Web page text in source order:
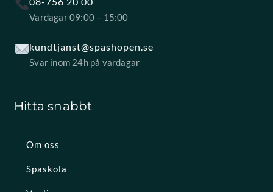
Vardagar 09:00 – 15:00
kundtjanst@spashopen.se
Svar inom 24h på vardagar
Hitta snabbt
Om oss
Spaskola